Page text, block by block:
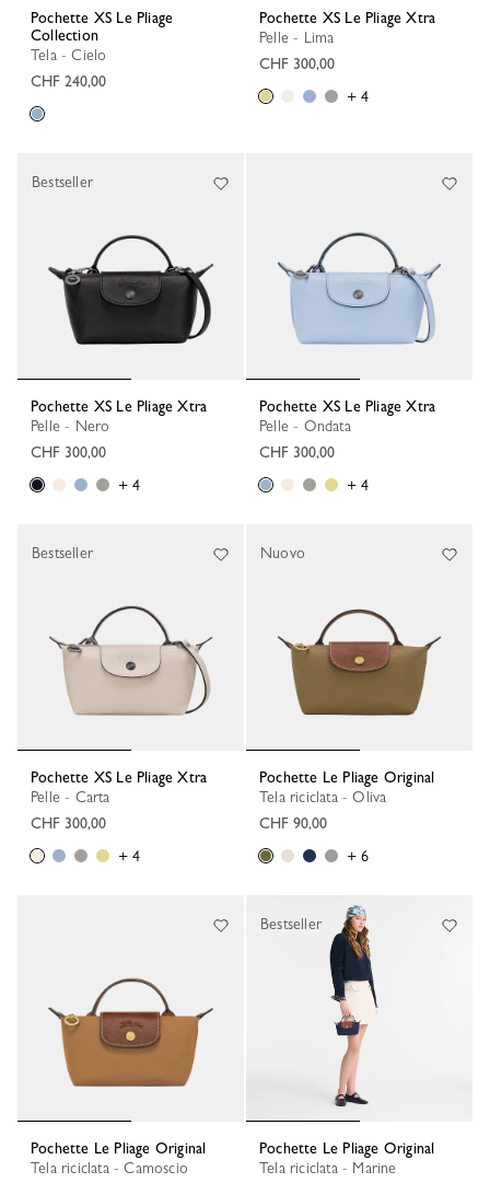
Pochette XS Le Pliage
Collection
Tela - Cielo
CHF 240,00
Pochette XS Le Pliage Xtra
Pelle - Lima
CHF 300,00
+ 4
Pochette XS Le Pliage Xtra
Pelle - Nero
CHF 300,00
+ 4
Bestseller
Pochette XS Le Pliage Xtra
Pelle - Ondata
CHF 300,00
+ 4
Pochette XS Le Pliage Xtra
Pelle - Carta
CHF 300,00
+ 4
Bestseller
Pochette Le Pliage Original
Tela riciclata - Oliva
CHF 90,00
+ 6
Nuovo
Pochette Le Pliage Original
Tela riciclata - Camoscio
Pochette Le Pliage Original
Tela riciclata - Marine
Bestseller